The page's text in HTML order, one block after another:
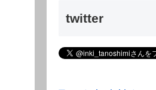
twitter